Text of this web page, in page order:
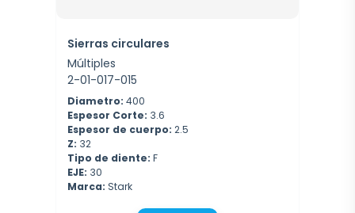
Sierras circulares
Múltiples
2-01-017-015
Diametro: 400
Espesor Corte: 3.6
Espesor de cuerpo: 2.5
Z: 32
Tipo de diente: F
EJE: 30
Marca: Stark